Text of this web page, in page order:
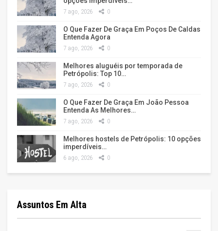
7 ago, 2026 0
O Que Fazer De Graça Em Poços De Caldas
Entenda Agora
7 ago, 2026 0
Melhores aluguéis por temporada de
Petrópolis: Top 10…
7 ago, 2026 0
O Que Fazer De Graça Em João Pessoa
Entenda As Melhores…
7 ago, 2026 0
Melhores hostels de Petrópolis: 10 opções
imperdíveis…
6 ago, 2026 0
Assuntos Em Alta